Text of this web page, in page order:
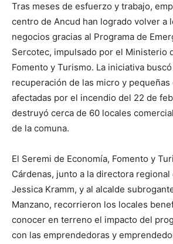
Tras meses de esfuerzo y trabajo,
centro de Ancud han logrado volver a
negocios gracias al Programa de
Sercotec, impulsado por el Ministerio
Fomento y Turismo. La iniciativa
recuperación de las micro y pequeñas
afectadas por el incendio del 22 de
destruyó cerca de 60 locales
de la comuna.
El Seremi de Economía, Fomento y
Cárdenas, junto a la directora regional
Jessica Kramm, y al alcalde
Manzano, recorrieron los locales
conocer en terreno el impacto del
con las emprendedoras y